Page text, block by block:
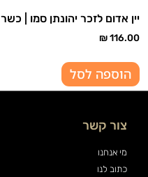
יין אדום לזכר יהונתן סמו | כשר
₪116.00
הוספה לסל
צור קשר
מי אנחנו
כתוב לנו